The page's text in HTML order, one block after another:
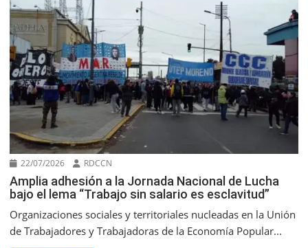
22/07/2026 RDCCN
Amplia adhesión a la Jornada Nacional de Lucha
bajo el lema “Trabajo sin salario es esclavitud”
Organizaciones sociales y territoriales nucleadas en la Unión
de Trabajadores y Trabajadoras de la Economía Popular...